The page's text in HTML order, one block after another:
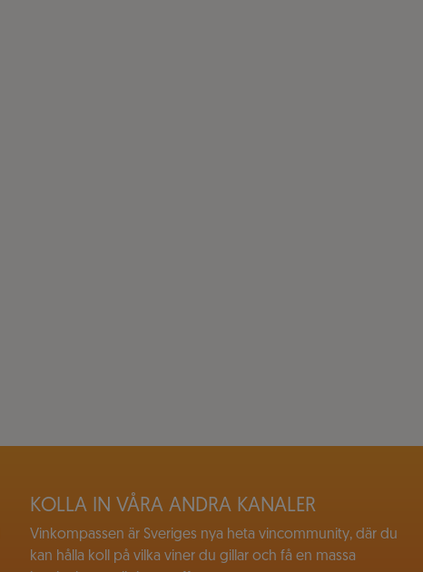
KOLLA IN VÅRA ANDRA KANALER
Vinkompassen är Sveriges nya heta vincommunity, där du
kan hålla koll på vilka viner du gillar och få en massa